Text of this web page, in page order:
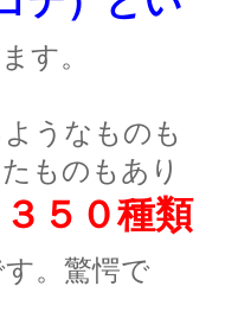
す。
うなものも
ものもあり
３５０種類
。驚愕で